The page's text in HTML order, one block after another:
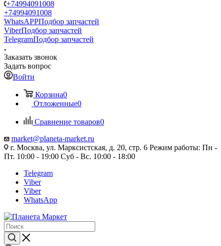
+74994091008
+74994091008
WhatsAPPПодбор запчастей
ViberПодбор запчастей
TelegramПодбор запчастей
Заказать звонок
Задать вопрос
Войти
Корзина0
Отложенные0
Сравнение товаров0
market@planeta-market.ru
г. Москва, ул. Марксистская, д. 20, стр. 6 Режим работы: Пн -
Пт. 10:00 - 19:00 Суб - Вс. 10:00 - 18:00
Telegram
Viber
Viber
WhatsApp